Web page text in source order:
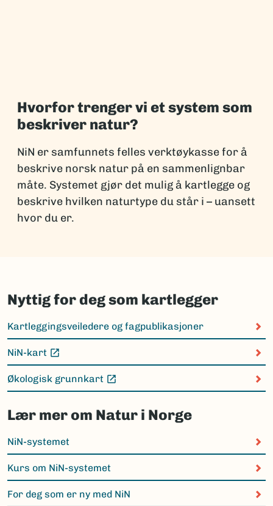
Hvorfor trenger vi et system som
beskriver natur?
NiN er samfunnets felles verktøykasse for å
beskrive norsk natur på en sammenlignbar
måte. Systemet gjør det mulig å kartlegge og
beskrive hvilken naturtype du står i – uansett
hvor du er.
Nyttig for deg som kartlegger
Kartleggingsveiledere og fagpublikasjoner
NiN-kart
(Ekstern lenke)
Økologisk grunnkart
(Ekstern lenke)
Lær mer om Natur i Norge
NiN-systemet
Kurs om NiN-systemet
For deg som er ny med NiN